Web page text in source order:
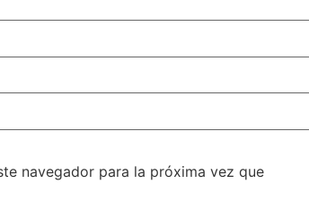
navegador para la próxima vez que